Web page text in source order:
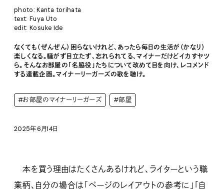
photo: Kanta torihata
text: Fuya Uto
edit: Kosuke Ide
なくても（ぜんぜん）困らないけれど、あったら毎日の生活が（かなり）
楽しくなる。騒がず目立たず、忘れられてる、マイナーだけどイカすヤツ
ら。そんなお部屋の「名脇役」たちについて改めて目を向け、レコメンド
する連載企画。マイナーリーガーズの歌を聴け。
#お部屋のマイナーリーガーズ #部屋
2025年6月14日
本を買う理由はたくさんあるけれど、ライターという職
業柄、自分の場合は「ページのレイアウトの参考に」「自